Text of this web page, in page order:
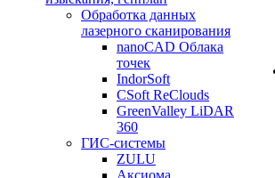
Обработка данных
лазерного сканирования
nanoCAD Облака
точек
IndorSoft
CSoft ReClouds
GreenValley LiDAR
360
ГИС-системы
ZULU
Аксиома